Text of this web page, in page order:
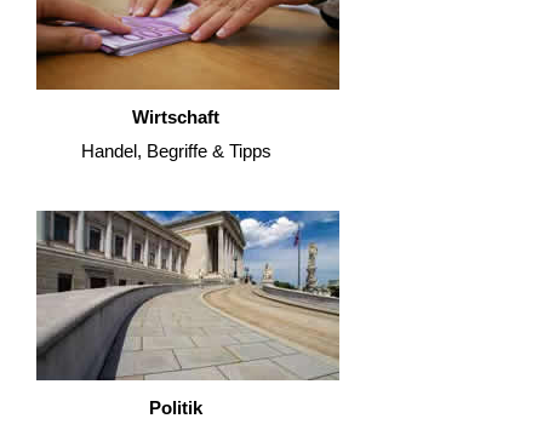
Wirtschaft
Handel, Begriffe & Tipps
Politik